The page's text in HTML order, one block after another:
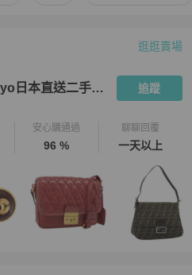
本已拍出，細節如圖，了解更多請
差在1cm-3cm屬於正常範圍，正常
語客戶服務】
供友善之中英文雙語客戶服務。
五 09:30～18:30。
在原網站上被售出、刪除，PopC
street tokyo日本直送二手名牌
逛逛賣場
Brand street tokyo日本直送二手名牌 追蹤
安心購通過
96 %
聊聊回覆
一天以上